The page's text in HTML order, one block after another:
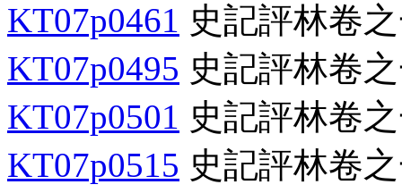
KT07p0461 史記評林卷
KT07p0495 史記評林卷
KT07p0501 史記評林卷
KT07p0515 史記評林卷